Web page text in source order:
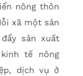
nông thôn
xã một sản
sản xuất
tế nông
dịch vụ ở